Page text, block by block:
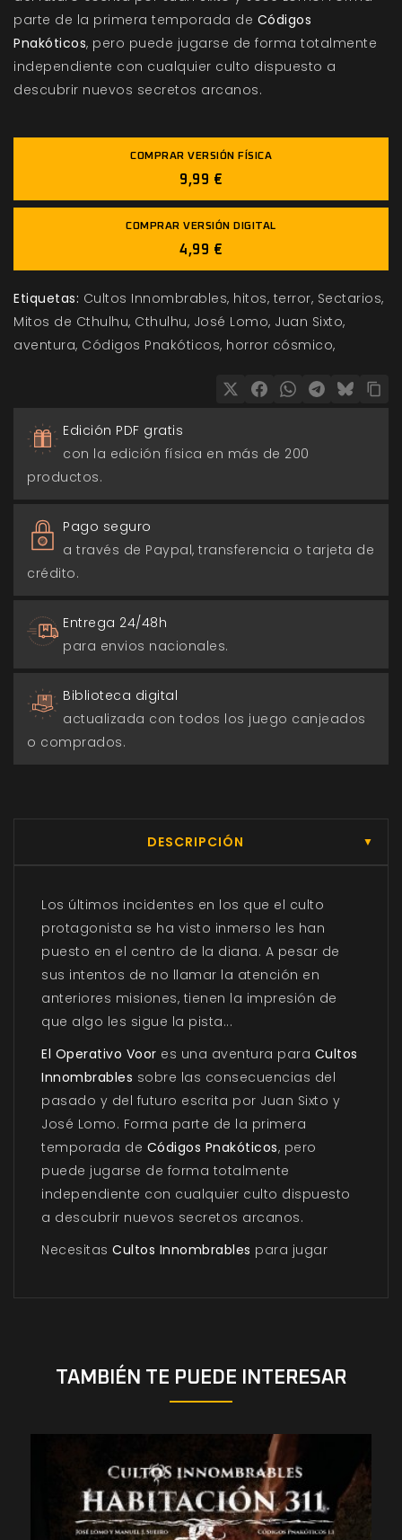
parte de la primera temporada de Códigos
Pnakóticos, pero puede jugarse de forma totalmente
independiente con cualquier culto dispuesto a
descubrir nuevos secretos arcanos.
COMPRAR VERSIÓN FÍSICA
9,99 €
COMPRAR VERSIÓN DIGITAL
4,99 €
Etiquetas: Cultos Innombrables hitos terror Sectarios
Mitos de Cthulhu Cthulhu José Lomo Juan Sixto
aventura Códigos Pnakóticos horror cósmico
Edición PDF gratis
con la edición física en más de 200
productos.
Pago seguro
a través de Paypal, transferencia o tarjeta de
crédito.
Entrega 24/48h
para envios nacionales.
Biblioteca digital
actualizada con todos los juego canjeados
o comprados.
DESCRIPCIÓN ▼
Los últimos incidentes en los que el culto
protagonista se ha visto inmerso les han
puesto en el centro de la diana. A pesar de
sus intentos de no llamar la atención en
anteriores misiones, tienen la impresión de
que algo les sigue la pista...
El Operativo Voor es una aventura para Cultos
Innombrables sobre las consecuencias del
pasado y del futuro escrita por Juan Sixto y
José Lomo. Forma parte de la primera
temporada de Códigos Pnakóticos, pero
puede jugarse de forma totalmente
independiente con cualquier culto dispuesto
a descubrir nuevos secretos arcanos.
Necesitas Cultos Innombrables para jugar
TAMBIÉN TE PUEDE INTERESAR